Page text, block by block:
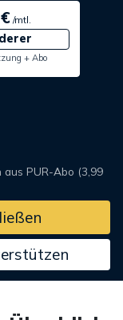
/mtl.
+ Abo
PUR-Abo (3,99